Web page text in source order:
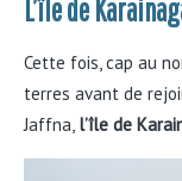
L’île de
Cette fois, cap au
terres avant de
Jaffna, l’île de